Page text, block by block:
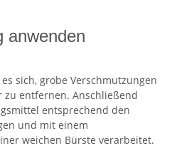
anwenden
sich, grobe Verschmutzungen
zu entfernen. Anschließend
entsprechend den
und mit einem
weichen Bürste verarbeitet.